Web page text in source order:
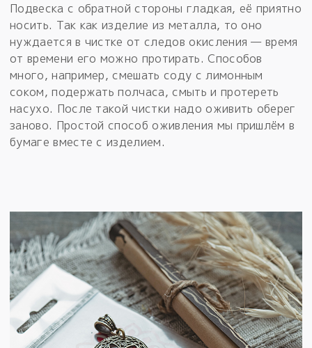
Подвеска с обратной стороны гладкая, её приятно
носить. Так как изделие из металла, то оно
нуждается в чистке от следов окисления — время
от времени его можно протирать. Способов
много, например, смешать соду с лимонным
соком, подержать полчаса, смыть и протереть
насухо. После такой чистки надо оживить оберег
заново. Простой способ оживления мы пришлём в
бумаге вместе с изделием.